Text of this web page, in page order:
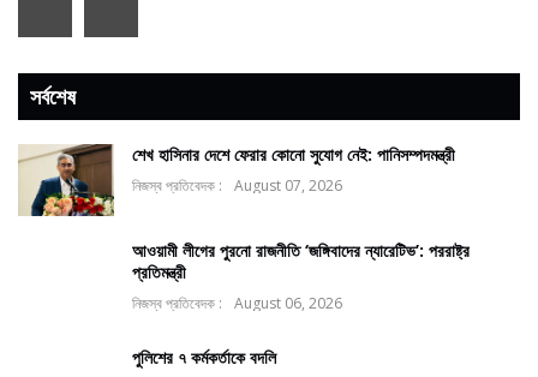
সর্বশেষ
শেখ হাসিনার দেশে ফেরার কোনো সুযোগ নেই: পানিসম্পদমন্ত্রী
নিজস্ব প্রতিবেদক : August 07, 2026
আওয়ামী লীগের পুরনো রাজনীতি ‘জঙ্গিবাদের ন্যারেটিভ’: পররাষ্ট্র
প্রতিমন্ত্রী
নিজস্ব প্রতিবেদক : August 06, 2026
পুলিশের ৭ কর্মকর্তাকে বদলি